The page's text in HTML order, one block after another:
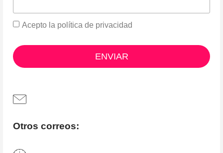
Acepto la política de privacidad
ENVIAR
Otros correos: